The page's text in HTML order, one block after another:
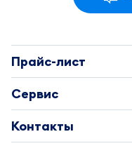
Прайс-лист
Этикетки
Сервис
Требования к макетам
Контакты